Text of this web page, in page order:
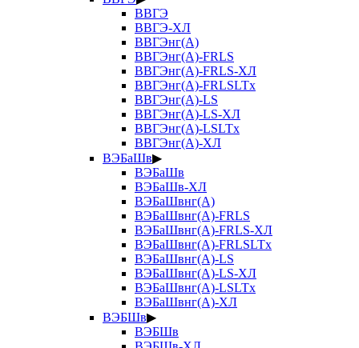
ВВГЭ
ВВГЭ-ХЛ
ВВГЭнг(А)
ВВГЭнг(А)-FRLS
ВВГЭнг(А)-FRLS-ХЛ
ВВГЭнг(А)-FRLSLTx
ВВГЭнг(А)-LS
ВВГЭнг(А)-LS-ХЛ
ВВГЭнг(А)-LSLTx
ВВГЭнг(А)-ХЛ
ВЭБаШв▶
ВЭБаШв
ВЭБаШв-ХЛ
ВЭБаШвнг(А)
ВЭБаШвнг(А)-FRLS
ВЭБаШвнг(А)-FRLS-ХЛ
ВЭБаШвнг(А)-FRLSLTx
ВЭБаШвнг(А)-LS
ВЭБаШвнг(А)-LS-ХЛ
ВЭБаШвнг(А)-LSLTx
ВЭБаШвнг(А)-ХЛ
ВЭБШв▶
ВЭБШв